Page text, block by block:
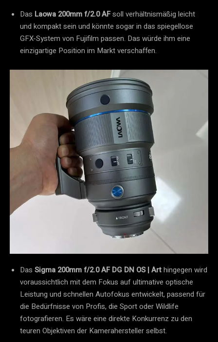
Das Laowa 200mm f/2.0 AFsoll verhältnismäßig leicht
und kompakt sein und könnte sogar in das spiegellose
GFX-System von Fujifilm passen. Das würde ihm eine
einzigartige Position im Markt verschaffen.
Das Sigma 200mm f/2.0 AF DG DN OS | Arthingegen wird
voraussichtlich mit dem Fokus auf ultimative optische
Leistung und schnellen Autofokus entwickelt, passend für
die Bedürfnisse von Profis, die Sport oder Wildlife
fotografieren. Es wäre eine direkte Konkurrenz zu den
teuren Objektiven der Kamerahersteller selbst.